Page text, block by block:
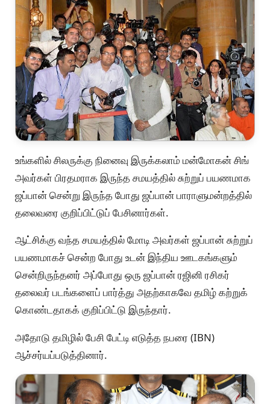
உங்களில் சிலருக்கு நினைவு இருக்கலாம் மன்மோகன் சிங்
அவர்கள் பிரதமராக இருந்த சமயத்தில் சுற்றுப் பயணமாக
ஜப்பான் சென்று இருந்த போது ஜப்பான் பாராளுமன்றத்தில்
தலைவரை குறிப்பிட்டுப் பேசினார்கள்.
ஆட்சிக்கு வந்த சமயத்தில் மோடி அவர்கள் ஜப்பான் சுற்றுப்
பயணமாகச் சென்ற போது உடன் இந்திய ஊடகங்களும்
சென்றிருந்தனர் அப்போது ஒரு ஜப்பான் ரஜினி ரசிகர்
தலைவர் படங்களைப் பார்த்து அதற்காகவே தமிழ் கற்றுக்
கொண்டதாகக் குறிப்பிட்டு இருந்தார்.
அதோடு தமிழில் பேசி பேட்டி எடுத்த நபரை (IBN)
ஆச்சர்யப்படுத்தினார்.